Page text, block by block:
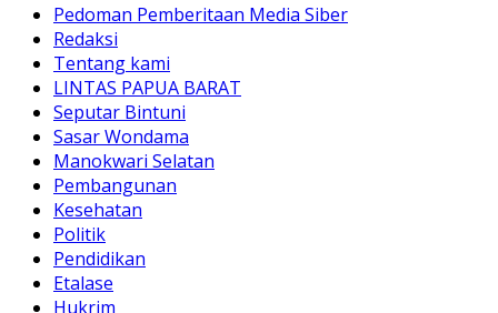
Pedoman Pemberitaan Media Siber
Redaksi
Tentang kami
LINTAS PAPUA BARAT
Seputar Bintuni
Sasar Wondama
Manokwari Selatan
Pembangunan
Kesehatan
Politik
Pendidikan
Etalase
Hukrim